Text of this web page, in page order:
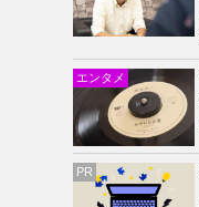
エンタメ
PR